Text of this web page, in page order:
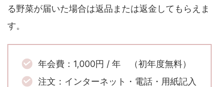
る野菜が届いた場合は返品または返金してもらえま
す。
年会費：1,000円 / 年 （初年度無料）
注文：インターネット・電話・用紙記入